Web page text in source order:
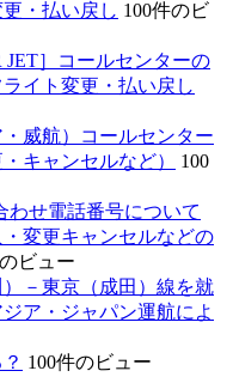
・払い戻し 100件のビ
JET］コールセンターの
イト変更・払い戻し
威航）コールセンター
キャンセルなど）
100
わせ電話番号について
・変更キャンセルなどの
ビュー
）－東京（成田）線を就
ア・ジャパン運航によ
100件のビュー